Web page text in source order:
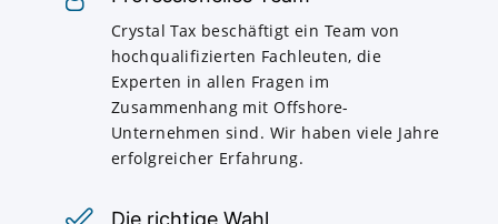
Crystal Tax beschäftigt ein Team von
hochqualifizierten Fachleuten, die
Experten in allen Fragen im
Zusammenhang mit Offshore-
Unternehmen sind. Wir haben viele Jahre
erfolgreicher Erfahrung.
Die richtige Wahl